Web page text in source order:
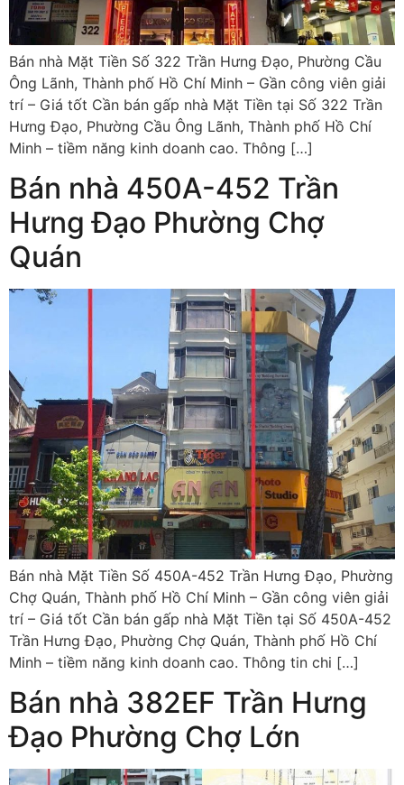
Bán nhà Mặt Tiền Số 322 Trần Hưng Đạo, Phường Cầu
Ông Lãnh, Thành phố Hồ Chí Minh – Gần công viên giải
trí – Giá tốt Cần bán gấp nhà Mặt Tiền tại Số 322 Trần
Hưng Đạo, Phường Cầu Ông Lãnh, Thành phố Hồ Chí
Minh – tiềm năng kinh doanh cao. Thông […]
Bán nhà 450A-452 Trần
Hưng Đạo Phường Chợ
Quán
Bán nhà Mặt Tiền Số 450A-452 Trần Hưng Đạo, Phường
Chợ Quán, Thành phố Hồ Chí Minh – Gần công viên giải
trí – Giá tốt Cần bán gấp nhà Mặt Tiền tại Số 450A-452
Trần Hưng Đạo, Phường Chợ Quán, Thành phố Hồ Chí
Minh – tiềm năng kinh doanh cao. Thông tin chi […]
Bán nhà 382EF Trần Hưng
Đạo Phường Chợ Lớn